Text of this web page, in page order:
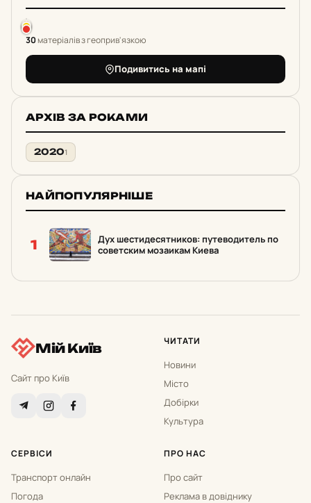
30матеріалів з геоприв'язкою
Подивитись на мапі
АРХІВ ЗА РОКАМИ
20201
НАЙПОПУЛЯРНІШЕ
1
Дух шестидесятников: путеводитель по
советским мозаикам Киева
Мій Київ
Сайт про Київ
ЧИТАТИ
Новини
Місто
Добірки
Культура
СЕРВІСИ
Транспорт онлайн
Погода
ПРО НАС
Про сайт
Реклама в довіднику